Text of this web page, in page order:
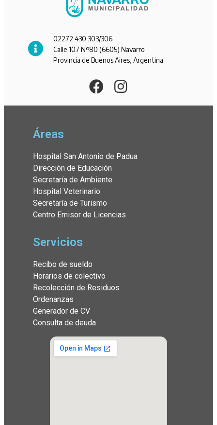
02272 430 303/306
Calle 107 Nº80 (6605) Navarro
Provincia de Buenos Aires, Argentina
Áreas
Hospital San Antonio de Padua
Dirección de Educación
Secretaría de Ambiente
Hospital Veterinario
Secretaría de Turismo
Centro Emisor de Licencias
Servicios
Recibo de sueldo
Horarios de colectivo
Recolección de Residuos
Ordenanzas
Generador de CV
Consulta de deuda